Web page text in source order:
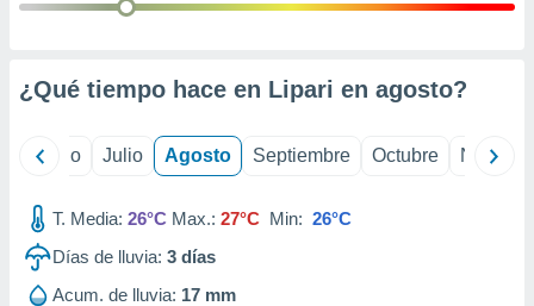
publicidad
publicidad
1199
¿Qué tiempo hace en Lipari en agosto?
Junio Julio Agosto Septiembre Octubre
T. Media: 26°C Max.: 27°C Min: 26°C
Días de lluvia: 3 días
Acum. de lluvia: 17 mm